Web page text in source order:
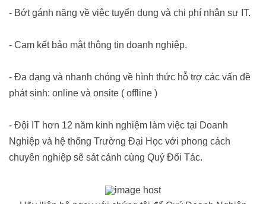
- Bớt gánh nặng về việc tuyển dụng và chi phí nhân sự IT.
- Cam kết bảo mật thông tin doanh nghiệp.
- Đa dạng và nhanh chóng về hình thức hỗ trợ các vấn đề
phát sinh: online và onsite ( offline )
- Đội IT hơn 12 năm kinh nghiệm làm việc tại Doanh
Nghiệp và hệ thống Trường Đại Học với phong cách
chuyên nghiệp sẽ sát cánh cùng Quý Đối Tác.